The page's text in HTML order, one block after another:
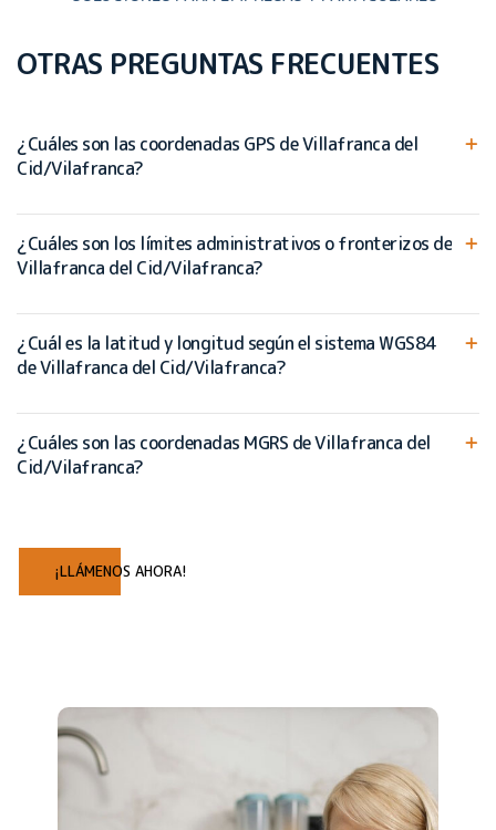
OTRAS PREGUNTAS FRECUENTES
¿Cuáles son las coordenadas GPS de Villafranca del
Cid/Vilafranca?
¿Cuáles son los límites administrativos o fronterizos de
Villafranca del Cid/Vilafranca?
¿Cuál es la latitud y longitud según el sistema WGS84
de Villafranca del Cid/Vilafranca?
¿Cuáles son las coordenadas MGRS de Villafranca del
Cid/Vilafranca?
¡LLÁMENOS AHORA!